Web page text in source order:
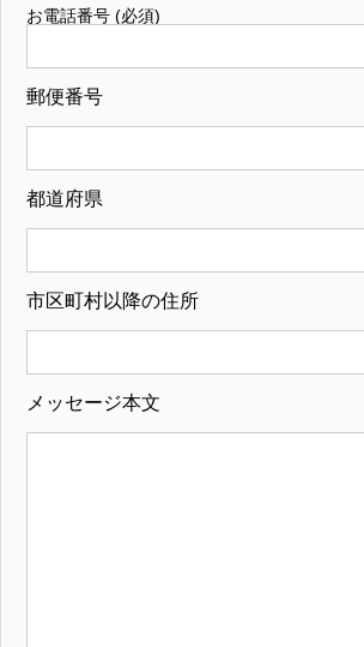
お電話番号 (必須)
郵便番号
都道府県
市区町村以降の住所
メッセージ本文